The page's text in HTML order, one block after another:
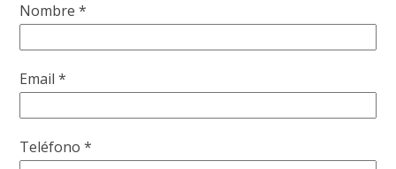
Nombre *
Email *
Teléfono *